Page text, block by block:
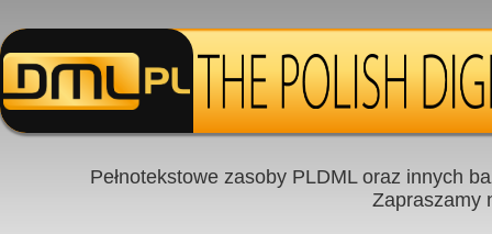
Pełnotekstowe zasoby PLDML oraz innych
Zapraszamy